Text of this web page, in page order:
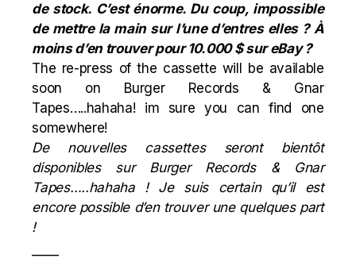
de stock. C’est énorme. Du coup, impossible
de mettre la main sur l’une d’entres elles ? À
moins d’en trouver pour 10.000 $ sur eBay ?
The re-press of the cassette will be available
soon on Burger Records & Gnar
Tapes…..hahaha! im sure you can find one
somewhere!
De nouvelles cassettes seront bientôt
disponibles sur Burger Records & Gnar
Tapes…..hahaha ! Je suis certain qu’il est
encore possible d’en trouver une quelques part
!
——